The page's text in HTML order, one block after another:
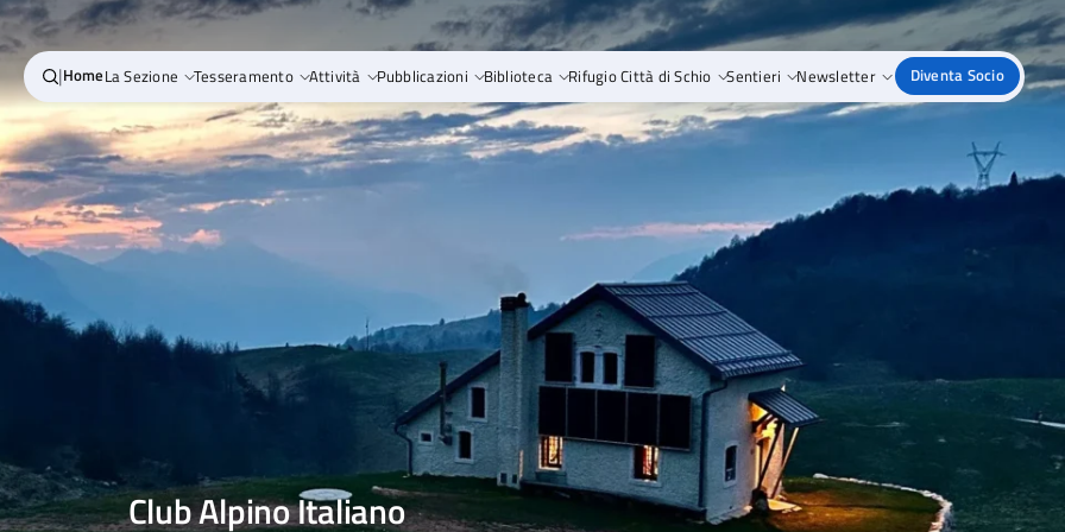
|HomeLa Sezione Tesseramento Attività Pubblicazioni Biblioteca Rifugio Città di Schio Sentieri Newsletter Diventa Socio
Club Alpino Italiano